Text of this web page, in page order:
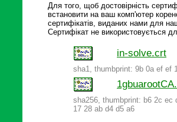
Для того, щоб достовірність
встановити на ваш комп'ютер
сертифікатів, виданих нами для
Сертифікат не використовується
in-solve.crt
sha1, thumbprint: 9b 0a ef ef
sha256, thumbprint: b6 2c ec
17 28 ab d4 d5 a6